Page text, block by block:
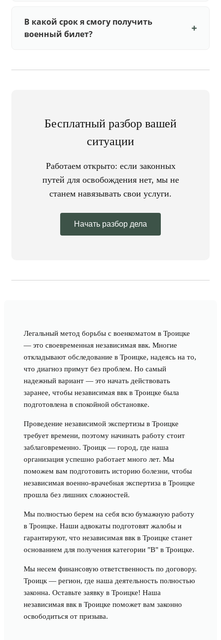
В какой срок я смогу получить
военный билет?
Бесплатный разбор вашей
ситуации
Работаем открыто: если законных
путей для освобождения нет, мы не
станем навязывать свои услуги.
Начать разбор дела
Легальный метод борьбы с военкоматом в Троицке
— это своевременная независимая ввк. Многие
откладывают обследование в Троицке, надеясь на то,
что диагноз примут без проблем. Но самый
надежный вариант — это начать действовать
заранее, чтобы независимая ввк в Троицке была
подготовлена в спокойной обстановке.
Проведение независимой экспертизы в Троицке
требует времени, поэтому начинать работу стоит
заблаговременно. Троицк — город, где наша
организация успешно работает много лет. Мы
поможем вам подготовить историю болезни, чтобы
независимая военно-врачебная экспертиза в Троицке
прошла без лишних сложностей.
Мы полностью берем на себя всю бумажную работу
в Троицке. Наши адвокаты подготовят жалобы и
гарантируют, что независимая ввк в Троицке станет
основанием для получения категории "В" в Троицке.
Мы несем финансовую ответственность по договору.
Троицк — регион, где наша деятельность полностью
законна. Оставьте заявку в Троицке! Наша
независимая ввк в Троицке поможет вам законно
освободиться от призыва.